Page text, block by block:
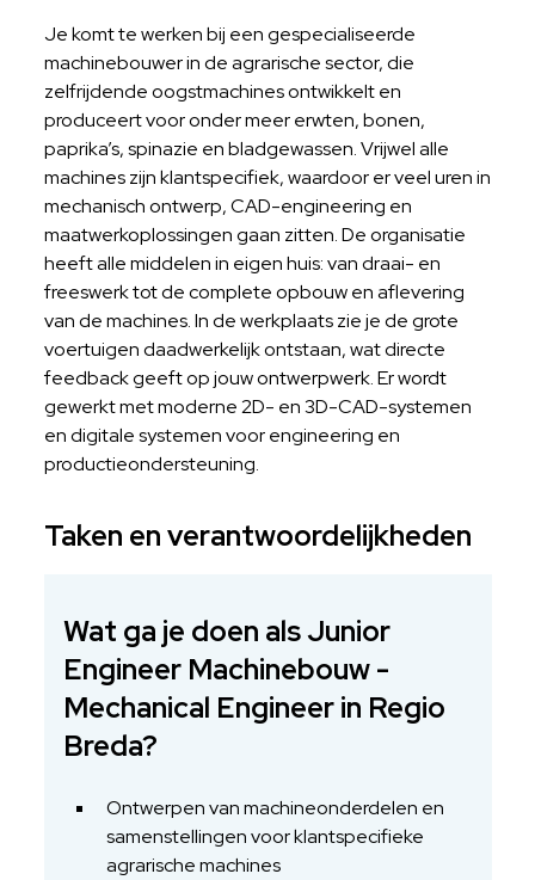
Je komt te werken bij een gespecialiseerde
machinebouwer in de agrarische sector, die
zelfrijdende oogstmachines ontwikkelt en
produceert voor onder meer erwten, bonen,
paprika’s, spinazie en bladgewassen. Vrijwel alle
machines zijn klantspecifiek, waardoor er veel uren in
mechanisch ontwerp, CAD-engineering en
maatwerkoplossingen gaan zitten. De organisatie
heeft alle middelen in eigen huis: van draai- en
freeswerk tot de complete opbouw en aflevering
van de machines. In de werkplaats zie je de grote
voertuigen daadwerkelijk ontstaan, wat directe
feedback geeft op jouw ontwerpwerk. Er wordt
gewerkt met moderne 2D- en 3D-CAD-systemen
en digitale systemen voor engineering en
productieondersteuning.
Taken en verantwoordelijkheden
Wat ga je doen als Junior
Engineer Machinebouw -
Mechanical Engineer in Regio
Breda?
Ontwerpen van machineonderdelen en
samenstellingen voor klantspecifieke
agrarische machines